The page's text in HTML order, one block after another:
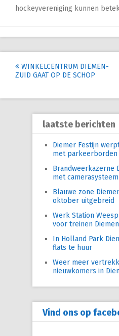
hockeyvereniging kunnen
Post
WINKELCENTRUM DIEMEN-
ZUID GAAT OP DE SCHOP
laatste berichten
Diemer Festijn
met parkeerborden
Brandweerkazerne
met camerasysteem
Blauwe zone
oktober uitgebreid
Werk Station
voor treinen Diemen
In Holland Park
flats te huur
Weer meer
nieuwkomers in
Vind ons op